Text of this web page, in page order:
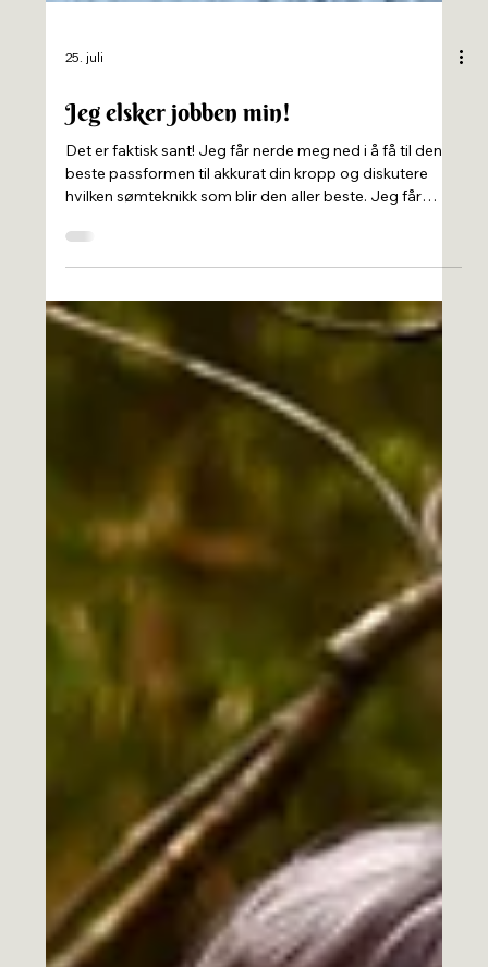
Jeg elsker jobben min!
Det er faktisk sant! Jeg får nerde meg ned i å få til den
beste passformen til akkurat din kropp og diskutere
hvilken sømteknikk som blir den aller beste. Jeg får
snakket om min elskede ompaspoleringssømteknikk og
dere blir glade for å lære mitt nerdetete triks for perfekte
ytterkanter! I tillegg til det får jeg kose meg med å
skravle med dere i pausene - altså WOW! Har du også
lyst til å gjøre ære på bestemors kåpe slik at det blir din
nye finkjole eller sy topper av linbuks